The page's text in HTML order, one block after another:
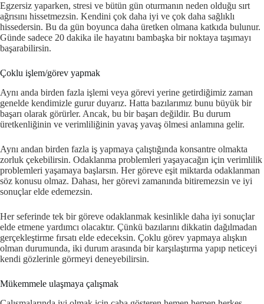
Egzersiz yaparken, stresi ve bütün gün oturmanın neden olduğu sırt
ağrısını hissetmezsin. Kendini çok daha iyi ve çok daha sağlıklı
hissedersin. Bu da gün boyunca daha üretken olmana katkıda bulunur.
Günde sadece 20 dakika ile hayatını bambaşka bir noktaya taşımayı
başarabilirsin.
Çoklu işlem/görev yapmak
Aynı anda birden fazla işlemi veya görevi yerine getirdiğimiz zaman
genelde kendimizle gurur duyarız. Hatta bazılarımız bunu büyük bir
başarı olarak görürler. Ancak, bu bir başarı değildir. Bu durum
üretkenliğinin ve verimliliğinin yavaş yavaş ölmesi anlamına gelir.
Aynı andan birden fazla iş yapmaya çalıştığında konsantre olmakta
zorluk çekebilirsin. Odaklanma problemleri yaşayacağın için verimlilik
problemleri yaşamaya başlarsın. Her göreve eşit miktarda odaklanman
söz konusu olmaz. Dahası, her görevi zamanında bitiremezsin ve iyi
sonuçlar elde edemezsin.
Her seferinde tek bir göreve odaklanmak kesinlikle daha iyi sonuçlar
elde etmene yardımcı olacaktır. Çünkü bazılarını dikkatin dağılmadan
gerçekleştirme fırsatı elde edeceksin. Çoklu görev yapmaya alışkın
olman durumunda, iki durum arasında bir karşılaştırma yapıp neticeyi
kendi gözlerinle görmeyi deneyebilirsin.
Mükemmele ulaşmaya çalışmak